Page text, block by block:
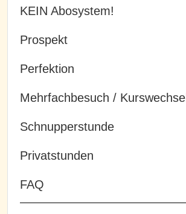
KEIN Abosystem!
Prospekt
Perfektion
Mehrfachbesuch / Kurswechsel
Schnupperstunde
Privatstunden
FAQ